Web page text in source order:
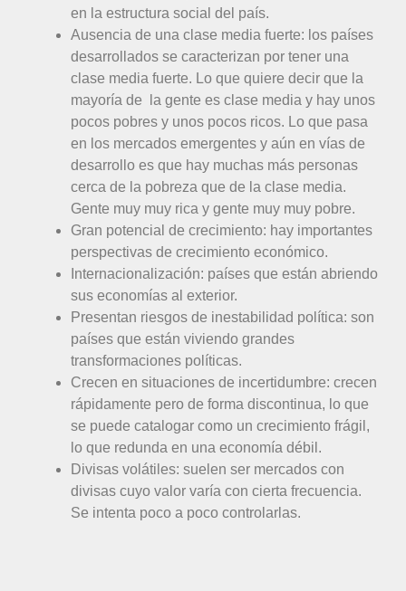
en la estructura social del país.
Ausencia de una clase media fuerte: los países
desarrollados se caracterizan por tener una
clase media fuerte. Lo que quiere decir que la
mayoría de la gente es clase media y hay unos
pocos pobres y unos pocos ricos. Lo que pasa
en los mercados emergentes y aún en vías de
desarrollo es que hay muchas más personas
cerca de la pobreza que de la clase media.
Gente muy muy rica y gente muy muy pobre.
Gran potencial de crecimiento: hay importantes
perspectivas de crecimiento económico.
Internacionalización: países que están abriendo
sus economías al exterior.
Presentan riesgos de inestabilidad política: son
países que están viviendo grandes
transformaciones políticas.
Crecen en situaciones de incertidumbre: crecen
rápidamente pero de forma discontinua, lo que
se puede catalogar como un crecimiento frágil,
lo que redunda en una economía débil.
Divisas volátiles: suelen ser mercados con
divisas cuyo valor varía con cierta frecuencia.
Se intenta poco a poco controlarlas.